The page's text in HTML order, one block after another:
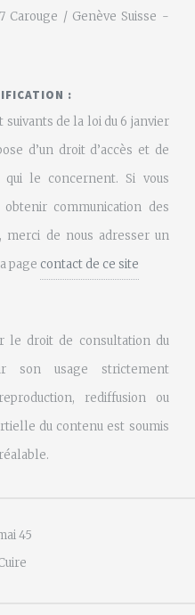
Carouge / Genève Suisse -
:
de la loi du 6 janvier
d’un droit d’accès et de
le concernent. Si vous
communication des
merci de nous adresser un
page contact de ce site
le droit de consultation du
son usage strictement
rediffusion ou
du contenu est soumis
45